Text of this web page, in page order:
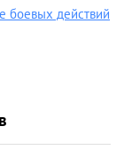
боевых действий